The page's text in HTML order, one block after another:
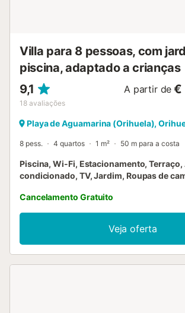
Villa para 8 pessoas, com
piscina, adaptado a crianças
9,1
18 avaliações
A partir de €
Playa de Aguamarina (Orihuela),
8 pess. 4 quartos 1 m² 50 m para a costa
Piscina, Wi-Fi, Estacionamento, Terraço,
condicionado, TV, Jardim, Roupas de
Cancelamento Gratuito
Veja oferta